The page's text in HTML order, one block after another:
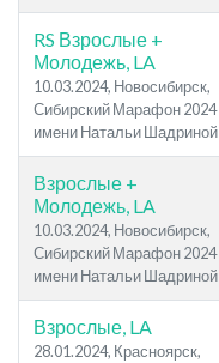
RS Взрослые +
Молодежь, LA
10.03.2024, Новосибирск,
Сибирский Марафон 2024
имени Натальи Шадриной
Взрослые +
Молодежь, LA
10.03.2024, Новосибирск,
Сибирский Марафон 2024
имени Натальи Шадриной
Взрослые, LA
28.01.2024, Красноярск,